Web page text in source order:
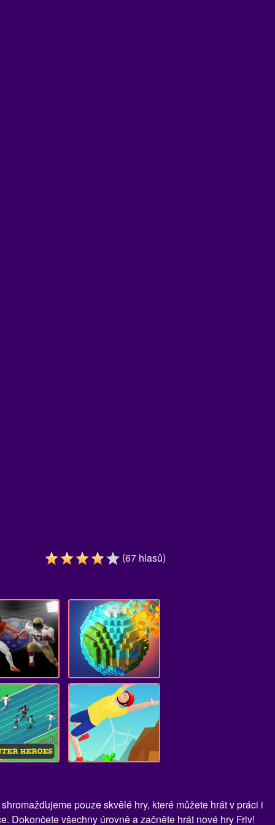
(67 hlasů)
pouze skvělé hry, které můžete hrát v práci i
Dokončete všechny úrovně a začněte hrát nové hry Friv!